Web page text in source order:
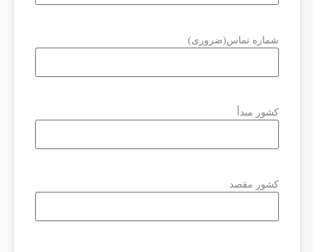
شماره تماس(ضروری)
کشور مبدأ
کشور مقصد